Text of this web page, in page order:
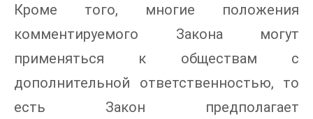
Кроме того, многие положения
комментируемого Закона могут
применяться к обществам с
дополнительной ответственностью, то
есть Закон предполагает